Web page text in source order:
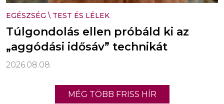
EGÉSZSÉG \ TEST ÉS LÉLEK
Túlgondolás ellen próbáld ki az
„aggódási idősáv” technikát
2026.08.08.
MÉG TÖBB FRISS HÍR